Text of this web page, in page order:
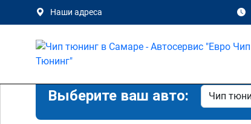
Наши адреса
Выберите ваш авто: